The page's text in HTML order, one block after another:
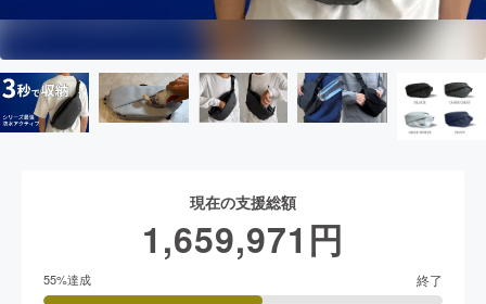
現在の支援総額
1,659,971 円
55%達成 終了